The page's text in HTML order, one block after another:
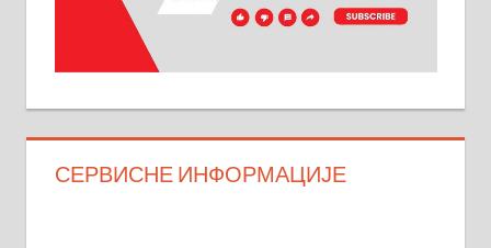
СЕРВИСНЕ ИНФОРМАЦИЈЕ